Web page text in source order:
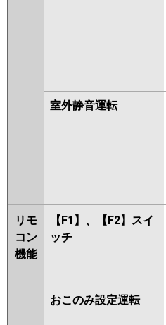
室外静音運転
リモ
コン
機能
【F1】、【F2】スイ
ッチ
おこのみ設定運転